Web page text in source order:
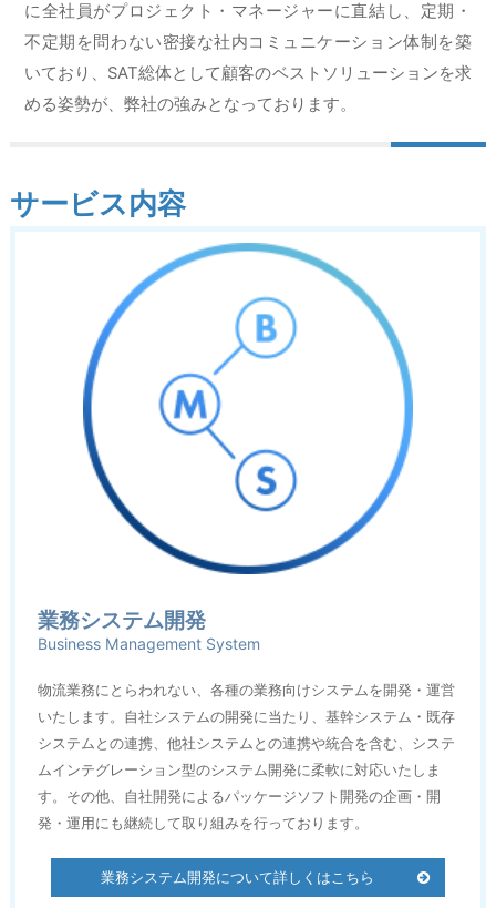
に全社員がプロジェクト・マネージャーに直結し、定期・
不定期を問わない密接な社内コミュニケーション体制を築
いており、SAT総体として顧客のベストソリューションを求
める姿勢が、弊社の強みとなっております。
サービス内容
業務システム開発
Business Management System
物流業務にとらわれない、各種の業務向けシステムを開発・運営
いたします。自社システムの開発に当たり、基幹システム・既存
システムとの連携、他社システムとの連携や統合を含む、システ
ムインテグレーション型のシステム開発に柔軟に対応いたしま
す。その他、自社開発によるパッケージソフト開発の企画・開
発・運用にも継続して取り組みを行っております。
業務システム開発について詳しくはこちら